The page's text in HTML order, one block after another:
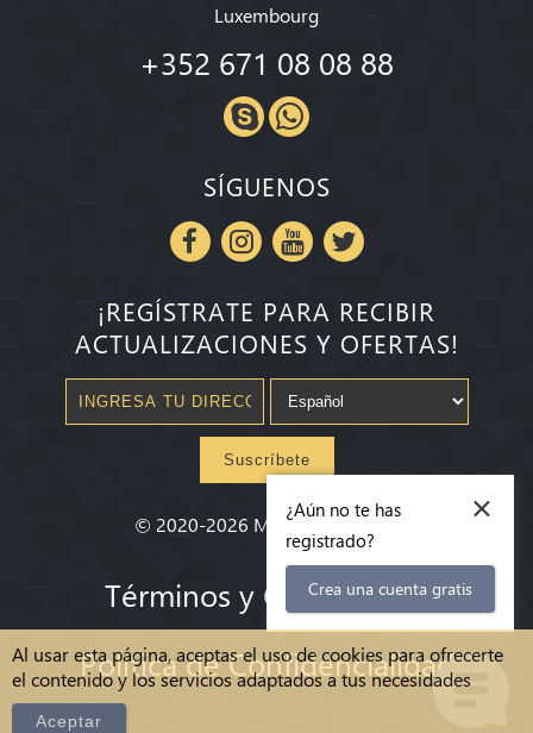
Al usar esta página, aceptas el uso de cookies para ofrecerte
el contenido y los servicios adaptados a tus necesidades
Aceptar
Luxembourg
+352 671 08 08 88
SÍGUENOS
¡REGÍSTRATE PARA RECIBIR
ACTUALIZACIONES Y OFERTAS!
Suscríbete
© 2020-2026 Millenium State®
Términos y Condiciones
Política de Confidencialidad
×
¿Aún no te has
registrado?
Crea una cuenta gratis